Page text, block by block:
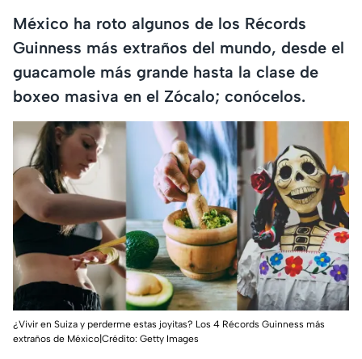
México ha roto algunos de los Récords
Guinness más extraños del mundo, desde el
guacamole más grande hasta la clase de
boxeo masiva en el Zócalo; conócelos.
¿Vivir en Suiza y perderme estas joyitas? Los 4 Récords Guinness más
extraños de México|Crédito: Getty Images